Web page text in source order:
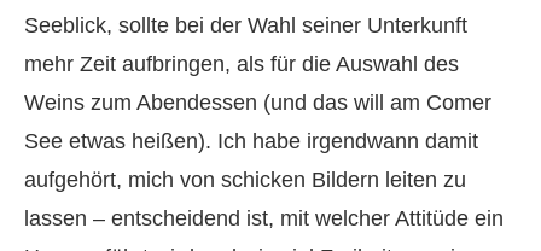
Seeblick, sollte bei der Wahl seiner Unterkunft
mehr Zeit aufbringen, als für die Auswahl des
Weins zum Abendessen (und das will am Comer
See etwas heißen). Ich habe irgendwann damit
aufgehört, mich von schicken Bildern leiten zu
lassen – entscheidend ist, mit welcher Attitüde ein